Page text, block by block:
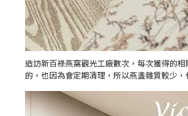
造訪新百祿燕窩觀光工廠數次，每次獲得的
的，也因為會定期清理，所以燕盞雜質較少